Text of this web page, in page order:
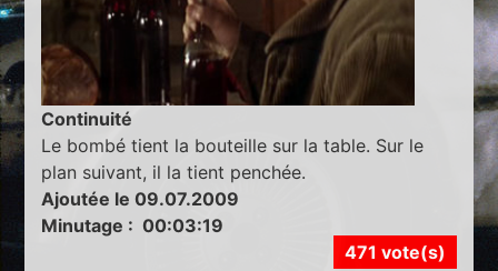
Continuité
Le bombé tient la bouteille sur la table. Sur le
plan suivant, il la tient penchée.
Ajoutée le 09.07.2009
Minutage : 00:03:19
471 vote(s)